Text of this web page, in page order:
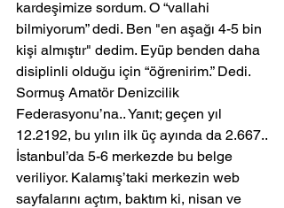
kardeşimize sordum. O “vallahi
bilmiyorum” dedi. Ben "en aşağı 4-5 bin
kişi almıştır" dedim. Eyüp benden daha
disiplinli olduğu için “öğrenirim.” Dedi.
Sormuş Amatör Denizcilik
Federasyonu’na.. Yanıt; geçen yıl
12.2192, bu yılın ilk üç ayında da 2.667..
İstanbul’da 5-6 merkezde bu belge
veriliyor. Kalamış’taki merkezin web
sayfalarını açtım, baktım ki, nisan ve